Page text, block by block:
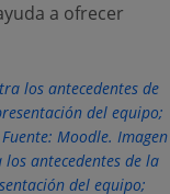
a ofrecer
antecedentes de la
del equipo;